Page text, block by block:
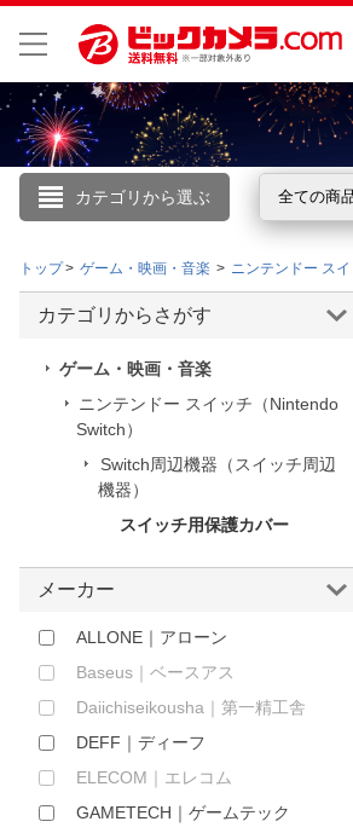
カテゴリから選ぶ 全ての商
こんにちは
ログイン
お買いもの履歴
閲覧履歴
ほしいもの
トップ ゲーム・映画・音楽 ニンテンドー ス
カテゴリからさがす
ゲーム・映画・音楽
ニンテンドー スイッチ（Nintendo
Switch）
Switch周辺機器（スイッチ周辺
機器）
スイッチ用保護カバー
メーカー
ALLONE｜アローン
Baseus｜ベースアス
Daiichiseikousha｜第一精工舎
DEFF｜ディーフ
ELECOM｜エレコム
GAMETECH｜ゲームテック